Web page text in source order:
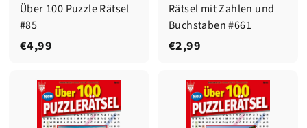
Über 100 Puzzle Rätsel
#85
€4,99
,
9
9
Rätsel mit Zahlen und
Buchstaben #661
€2,99
,
9
9